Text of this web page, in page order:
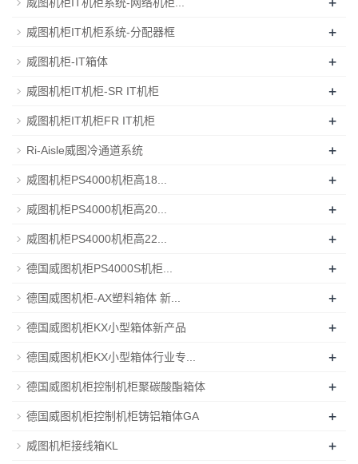
威图机柜IT机柜系统-分配器框 +
威图机柜-IT箱体 +
威图机柜IT机柜-SR IT机柜 +
威图机柜IT机柜FR IT机柜 +
Ri-Aisle威图冷通道系统 +
威图机柜PS4000机柜高18... +
威图机柜PS4000机柜高20... +
威图机柜PS4000机柜高22... +
德国威图机柜PS4000S机柜... +
德国威图机柜-AX塑料箱体 新... +
德国威图机柜KX小型箱体新产品 +
德国威图机柜KX小型箱体行业专... +
德国威图机柜控制机柜聚碳酸酯箱体 +
德国威图机柜控制机柜铸铝箱体GA +
威图机柜接线箱KL +